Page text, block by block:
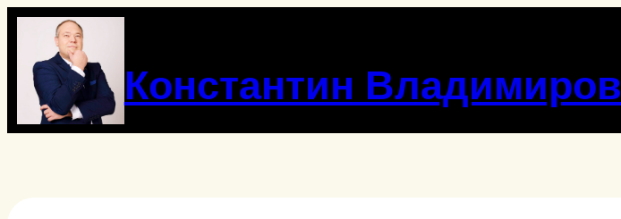
Перейти
содержимому
Константин Владимиров